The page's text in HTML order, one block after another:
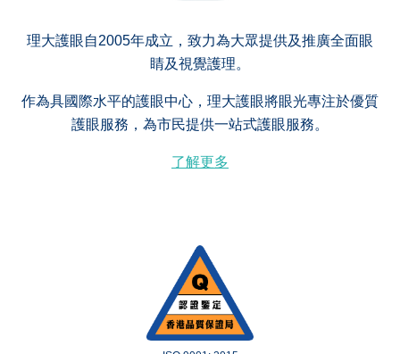
理大護眼自2005年成立，致力為大眾提供及推廣全面眼
睛及視覺護理。
作為具國際水平的護眼中心，理大護眼將眼光專注於優質
護眼服務，為市民提供一站式護眼服務。
了解更多